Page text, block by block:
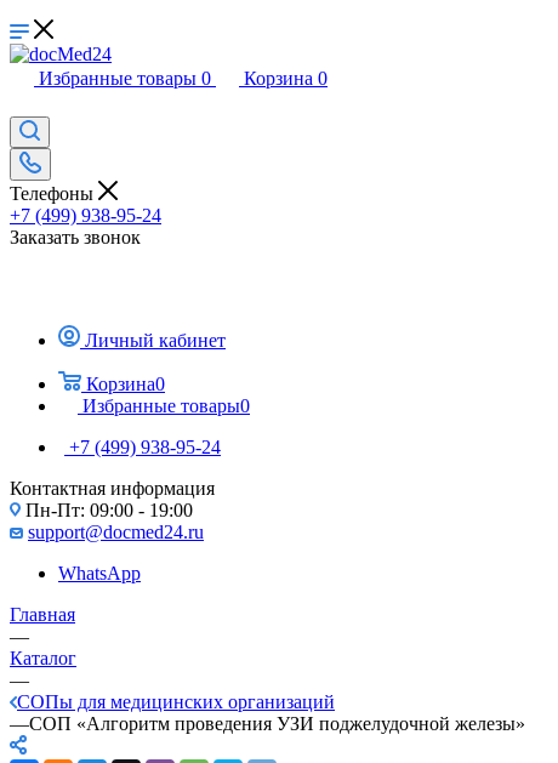
Избранные товары 0 Корзина 0
Телефоны
+7 (499) 938-95-24
Заказать звонок
Личный кабинет
Корзина0
Избранные товары0
+7 (499) 938-95-24
Контактная информация
Пн-Пт: 09:00 - 19:00
support@docmed24.ru
WhatsApp
Главная
—
Каталог
—
СОПы для медицинских организаций
—СОП «Алгоритм проведения УЗИ поджелудочной железы»